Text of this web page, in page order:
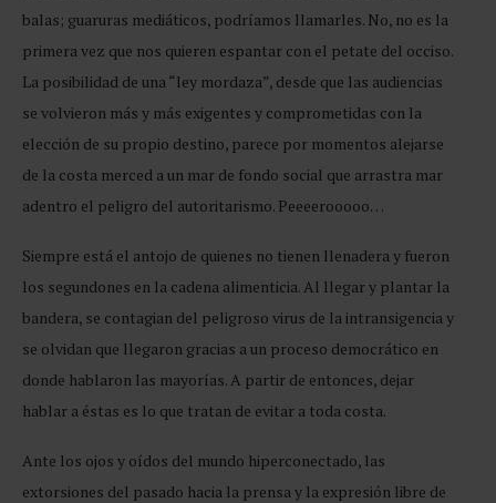
balas; guaruras mediáticos, podríamos llamarles. No, no es la
primera vez que nos quieren espantar con el petate del occiso.
La posibilidad de una “ley mordaza”, desde que las audiencias
se volvieron más y más exigentes y comprometidas con la
elección de su propio destino, parece por momentos alejarse
de la costa merced a un mar de fondo social que arrastra mar
adentro el peligro del autoritarismo. Peeeerooooo…
Siempre está el antojo de quienes no tienen llenadera y fueron
los segundones en la cadena alimenticia. Al llegar y plantar la
bandera, se contagian del peligroso virus de la intransigencia y
se olvidan que llegaron gracias a un proceso democrático en
donde hablaron las mayorías. A partir de entonces, dejar
hablar a éstas es lo que tratan de evitar a toda costa.
Ante los ojos y oídos del mundo hiperconectado, las
extorsiones del pasado hacia la prensa y la expresión libre de